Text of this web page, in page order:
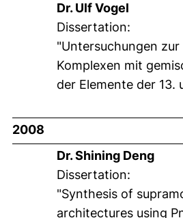
Dr. Ulf Vogel
Dissertation:
"Untersuchungen
Komplexen mit
der Elemente der 13.
2008
Dr. Shining Deng
Dissertation:
"Synthesis of
architectures using